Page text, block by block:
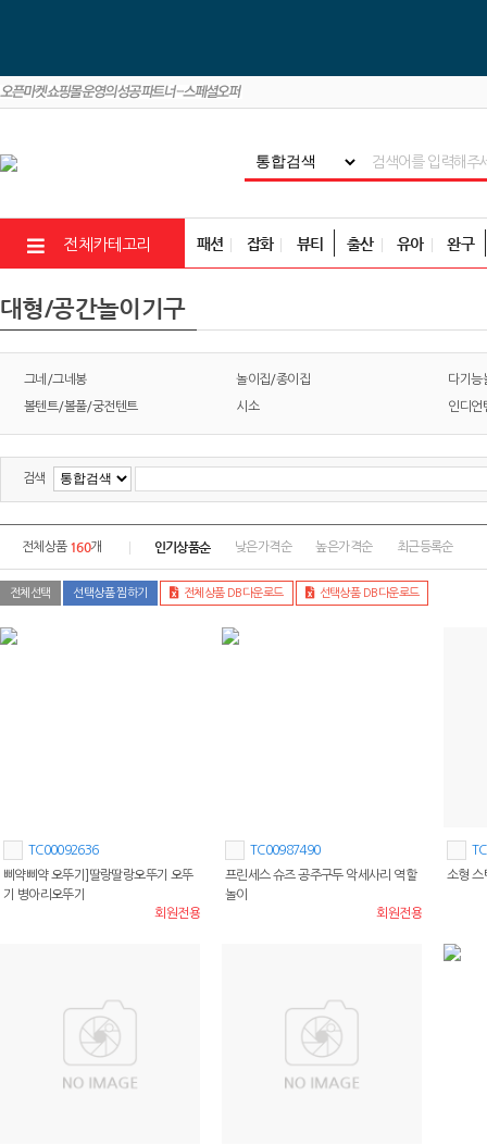
전체카테고리 패션 잡화 뷰티 출산 유아 완구
대형/공간놀이기구
그네/그네봉 놀이집/종이집 다기능
볼텐트/볼풀/궁전텐트 시소 인디언
검색
전체상품 160개 인기상품순 낮은가격순 높은가격순 최근등록순
전체선택 선택상품 찜하기 전체상품 DB다운로드 선택상품 DB다운로드
TC00092636
삐약삐약 오뚜기]딸랑딸랑오뚜기 오뚜
기 병아리오뚜기
회원전용
TC00987490
프린세스 슈즈 공주구두 악세사리 역할
놀이
회원전용
소형 스